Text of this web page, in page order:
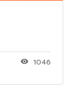
1046